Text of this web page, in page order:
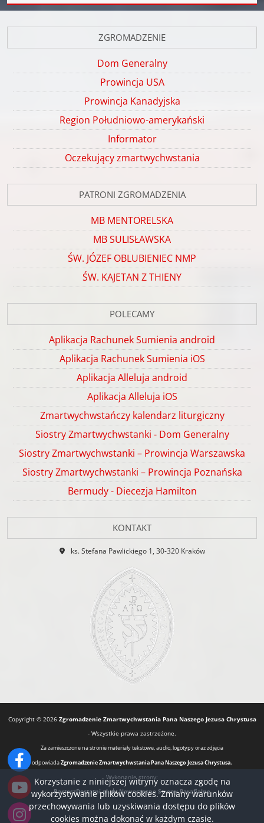
ZGROMADZENIE
Dom Generalny
Prowincja USA
Prowincja Kanadyjska
Region Południowo-amerykański
Informator
Oczekujący zmartwychwstania
PATRONI ZGROMADZENIA
MB MENTORELSKA
MB SULISŁAWSKA
ŚW. JÓZEF OBLUBIENIEC NMP
ŚW. KAJETAN Z THIENY
POLECAMY
Aplikacja Rachunek Sumienia android
Aplikacja Rachunek Sumienia iOS
Aplikacja Alleluja android
Aplikacja Alleluja iOS
Zmartwychwstańczy kalendarz liturgiczny
Siostry Zmartwychwstanki - Dom Generalny
Siostry Zmartwychwstanki – Prowincja Warszawska
Siostry Zmartwychwstanki – Prowincja Poznańska
Bermudy - Diecezja Hamilton
KONTAKT
ks. Stefana Pawlickiego 1, 30-320 Kraków
Copyright © 2026 Zgromadzenie Zmartwychwstania Pana Naszego Jezusa Chrystusa
- Wszystkie prawa zastrzeżone.
Za zamieszczone na stronie materiały tekstowe, audio, logotypy oraz zdjęcia
odpowiadaZgromadzenie Zmartwychwstania Pana Naszego Jezusa Chrystusa.
Wykonanie strony:
BartoszDostatni.pl
Nowoczesne Strony Parafialne
Korzystanie z niniejszej witryny oznacza zgodę na
wykorzystywanie plików cookies. Zmiany warunków
przechowywania lub uzyskiwania dostępu do plików
cookies można dokonać w każdym czasie.